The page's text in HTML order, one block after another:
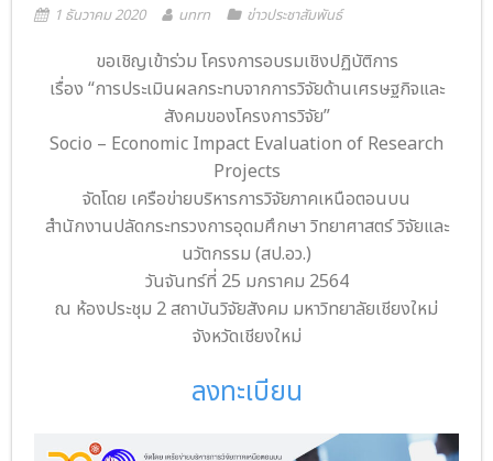
1 ธันวาคม 2020 unrn ข่าวประชาสัมพันธ์
ขอเชิญเข้าร่วม โครงการอบรมเชิงปฏิบัติการ
เรื่อง “การประเมินผลกระทบจากการวิจัยด้านเศรษฐกิจและ
สังคมของโครงการวิจัย”
Socio – Economic Impact Evaluation of Research
Projects
จัดโดย เครือข่ายบริหารการวิจัยภาคเหนือตอนบน
สำนักงานปลัดกระทรวงการอุดมศึกษา วิทยาศาสตร์ วิจัยและ
นวัตกรรม (สป.อว.)
วันจันทร์ที่ 25 มกราคม 2564
ณ ห้องประชุม 2 สถาบันวิจัยสังคม มหาวิทยาลัยเชียงใหม่
จังหวัดเชียงใหม่
ลงทะเบียน